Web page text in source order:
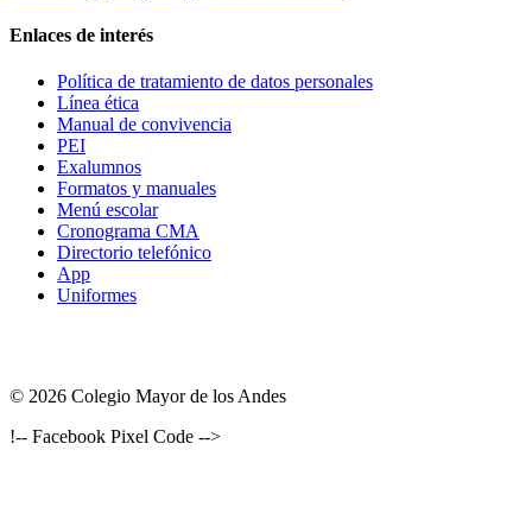
Enlaces de interés
Política de tratamiento de datos personales
Línea ética
Manual de convivencia
PEI
Exalumnos
Formatos y manuales
Menú escolar
Cronograma CMA
Directorio telefónico
App
Uniformes
© 2026 Colegio Mayor de los Andes
!-- Facebook Pixel Code -->